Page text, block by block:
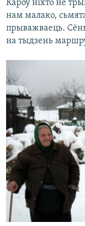
Кароў ніхто не
нам малако,
прыважваець.
на тыдзень